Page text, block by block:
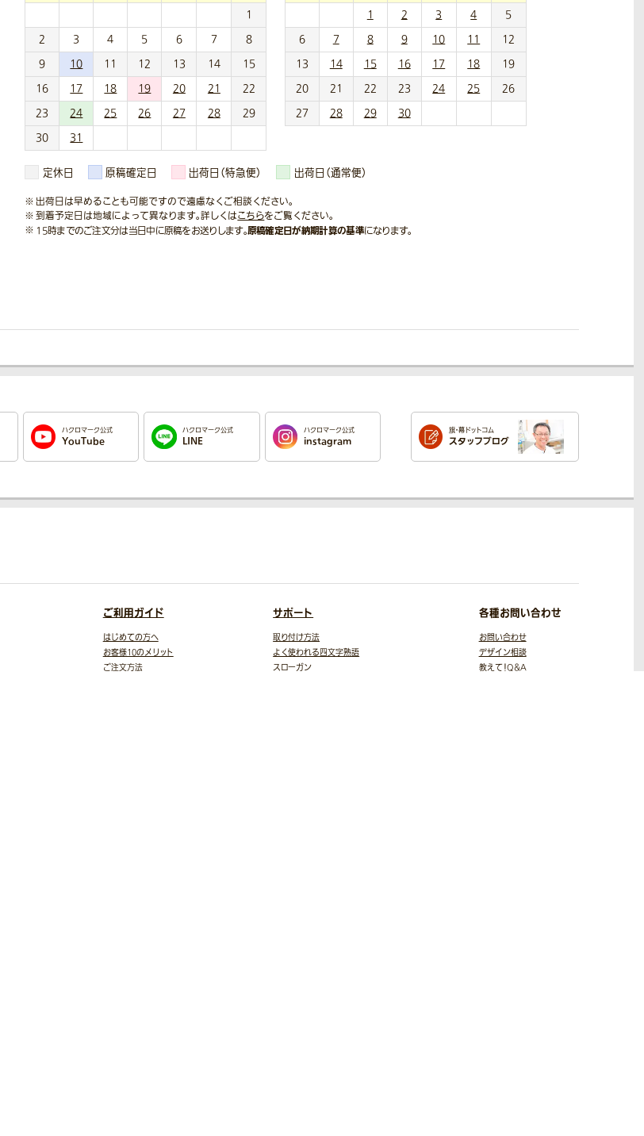
1
2
3 4 5 6 7
8
9
10 11 12 13 14
15
16
17 18 19 20 21
22
23
24 25 26 27 28
29
30
31
1
2 3 4
5
6
7 8 9 10 11
12
13
14 15 16 17 18
19
20
21 22 23 24 25
26
27
28 29 30
定休日 原稿確定日 出荷日（特急便） 出荷日（通常便）
出荷日は早めることも可能ですので遠慮なくご相談ください。
到着予定日は地域によって異なります。詳しくはこちらをご覧ください。
15時までのご注文分は当日中に原稿をお送りします。原稿確定日が納期計算の基準になります。
ハクロマーク公式
YouTube
ハクロマーク公式
LINE
ハクロマーク公式
instagram
旗・幕ドットコム
スタッフブログ
ご利用ガイド
はじめての方へ
お客様10のメリット
ご注文方法
サポート
取り付け方法
よく使われる四文字熟語
スローガン
各種お問い合わせ
お問い合わせ
デザイン相談
教えて！Q＆A